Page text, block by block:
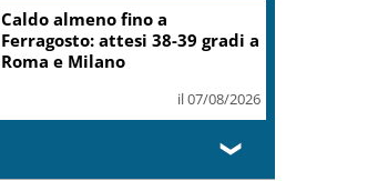
Caldo almeno fino a
Ferragosto: attesi 38-39 gradi a
Roma e Milano
il 07/08/2026
❯